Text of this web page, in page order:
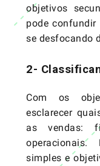
objetivos
pode
se desfocando
2-
Com os
esclarecer
as vendas:
simples e